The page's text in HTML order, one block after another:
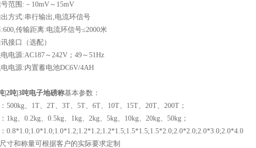
范围:－10mV～15mV
方式:串行输出,电流环信号
传输距离:电流环信号≤2000米
接口（选配）
电源:AC187～242V；49～51Hz
电源:内置蓄电池DC6V/4AH
|2吨|3吨电子地磅称基本参数：
500kg、1T、2T、3T、5T、6T、10T、15T、20T、200T；
1kg、0.2kg、0.5kg、1kg、2kg、5kg、10kg、20kg、50kg；
0.8*1.0;1.0*1.0;1.0*1.2;1.2*1.2;1.2*1.5;1.5*1.5;1.5*2.0;2.0*2.0;2.0*3.0;2.0*4.0
寸和称量可根据客户的实际要求定制